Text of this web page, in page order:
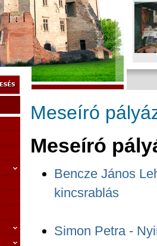
Meseíró
Meseíró
Bencze János
kincsrablás
Simon Petra -